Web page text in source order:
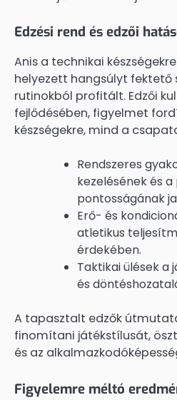
Edzési rend és edzői
Anis a technikai
helyezett hangsúlyt fektető
rutinokból profitált. Edzői
fejlődésében, figyelmet
készségekre, mind a
Rendszeres
kezelésének és a
pontosságának
Erő- és
atletikus
érdekében.
Taktikai ülések a
és
A tapasztalt edzők
finomítani játékstílusát,
és az
Figyelemre méltó